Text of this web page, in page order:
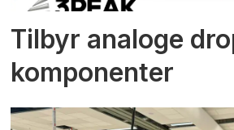
Tilbyr analoge
komponenter